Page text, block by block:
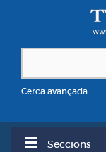
Cerca avançada
Seccions